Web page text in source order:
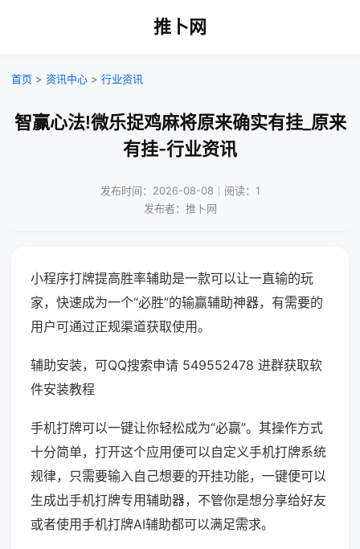
推卜网
首页 > 资讯中心 > 行业资讯
智赢心法!微乐捉鸡麻将原来确实有挂_原来
有挂-行业资讯
发布时间：2026-08-08｜阅读：1
发布者：推卜网
小程序打牌提高胜率辅助是一款可以让一直输的玩
家，快速成为一个“必胜”的输赢辅助神器，有需要的
用户可通过正规渠道获取使用。
辅助安装，可QQ搜索申请 549552478 进群获取软
件安装教程
手机打牌可以一键让你轻松成为“必赢”。其操作方式
十分简单，打开这个应用便可以自定义手机打牌系统
规律，只需要输入自己想要的开挂功能，一键便可以
生成出手机打牌专用辅助器，不管你是想分享给好友
或者使用手机打牌AI辅助都可以满足需求。